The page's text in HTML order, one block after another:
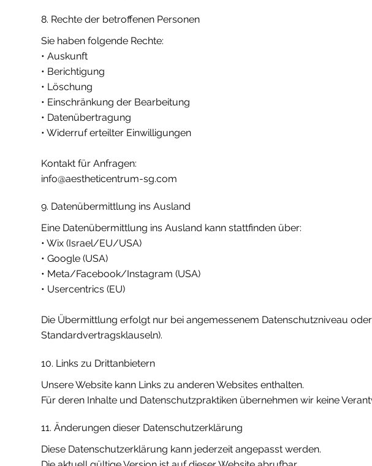
8. Rechte der betroffenen Personen
Sie haben folgende Rechte:
• Auskunft
• Berichtigung
• Löschung
• Einschränkung der Bearbeitung
• Datenübertragung
• Widerruf erteilter Einwilligungen
Kontakt für Anfragen:
info@aestheticentrum-sg.com
9. Datenübermittlung ins Ausland
Eine Datenübermittlung ins Ausland kann stattfinden über:
• Wix (Israel/EU/USA)
• Google (USA)
• Meta/Facebook/Instagram (USA)
• Usercentrics (EU)
Die Übermittlung erfolgt nur bei angemessenem Datenschutzniveau oder
Standardvertragsklauseln).
10. Links zu Drittanbietern
Unsere Website kann Links zu anderen Websites enthalten.
Für deren Inhalte und Datenschutzpraktiken übernehmen wir keine
11. Änderungen dieser Datenschutzerklärung
Diese Datenschutzerklärung kann jederzeit angepasst werden.